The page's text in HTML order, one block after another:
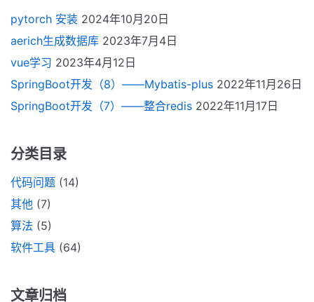
pytorch 安装 2024年10月20日
aerich生成数据库 2023年7月4日
vue学习 2023年4月12日
SpringBoot开发（8）——Mybatis-plus 2022年11月26日
SpringBoot开发（7）——整合redis 2022年11月17日
分类目录
代码问题 (14)
其他 (7)
算法 (5)
软件工具 (64)
文章归档